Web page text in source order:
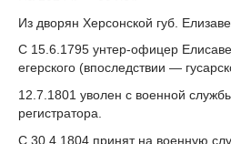
Из дворян Херсонской губ.
С 15.6.1795 унтер-офицер
егерского (впоследствии —
12.7.1801 уволен с военной
регистратора.
С 30.4.1804 принят на военную